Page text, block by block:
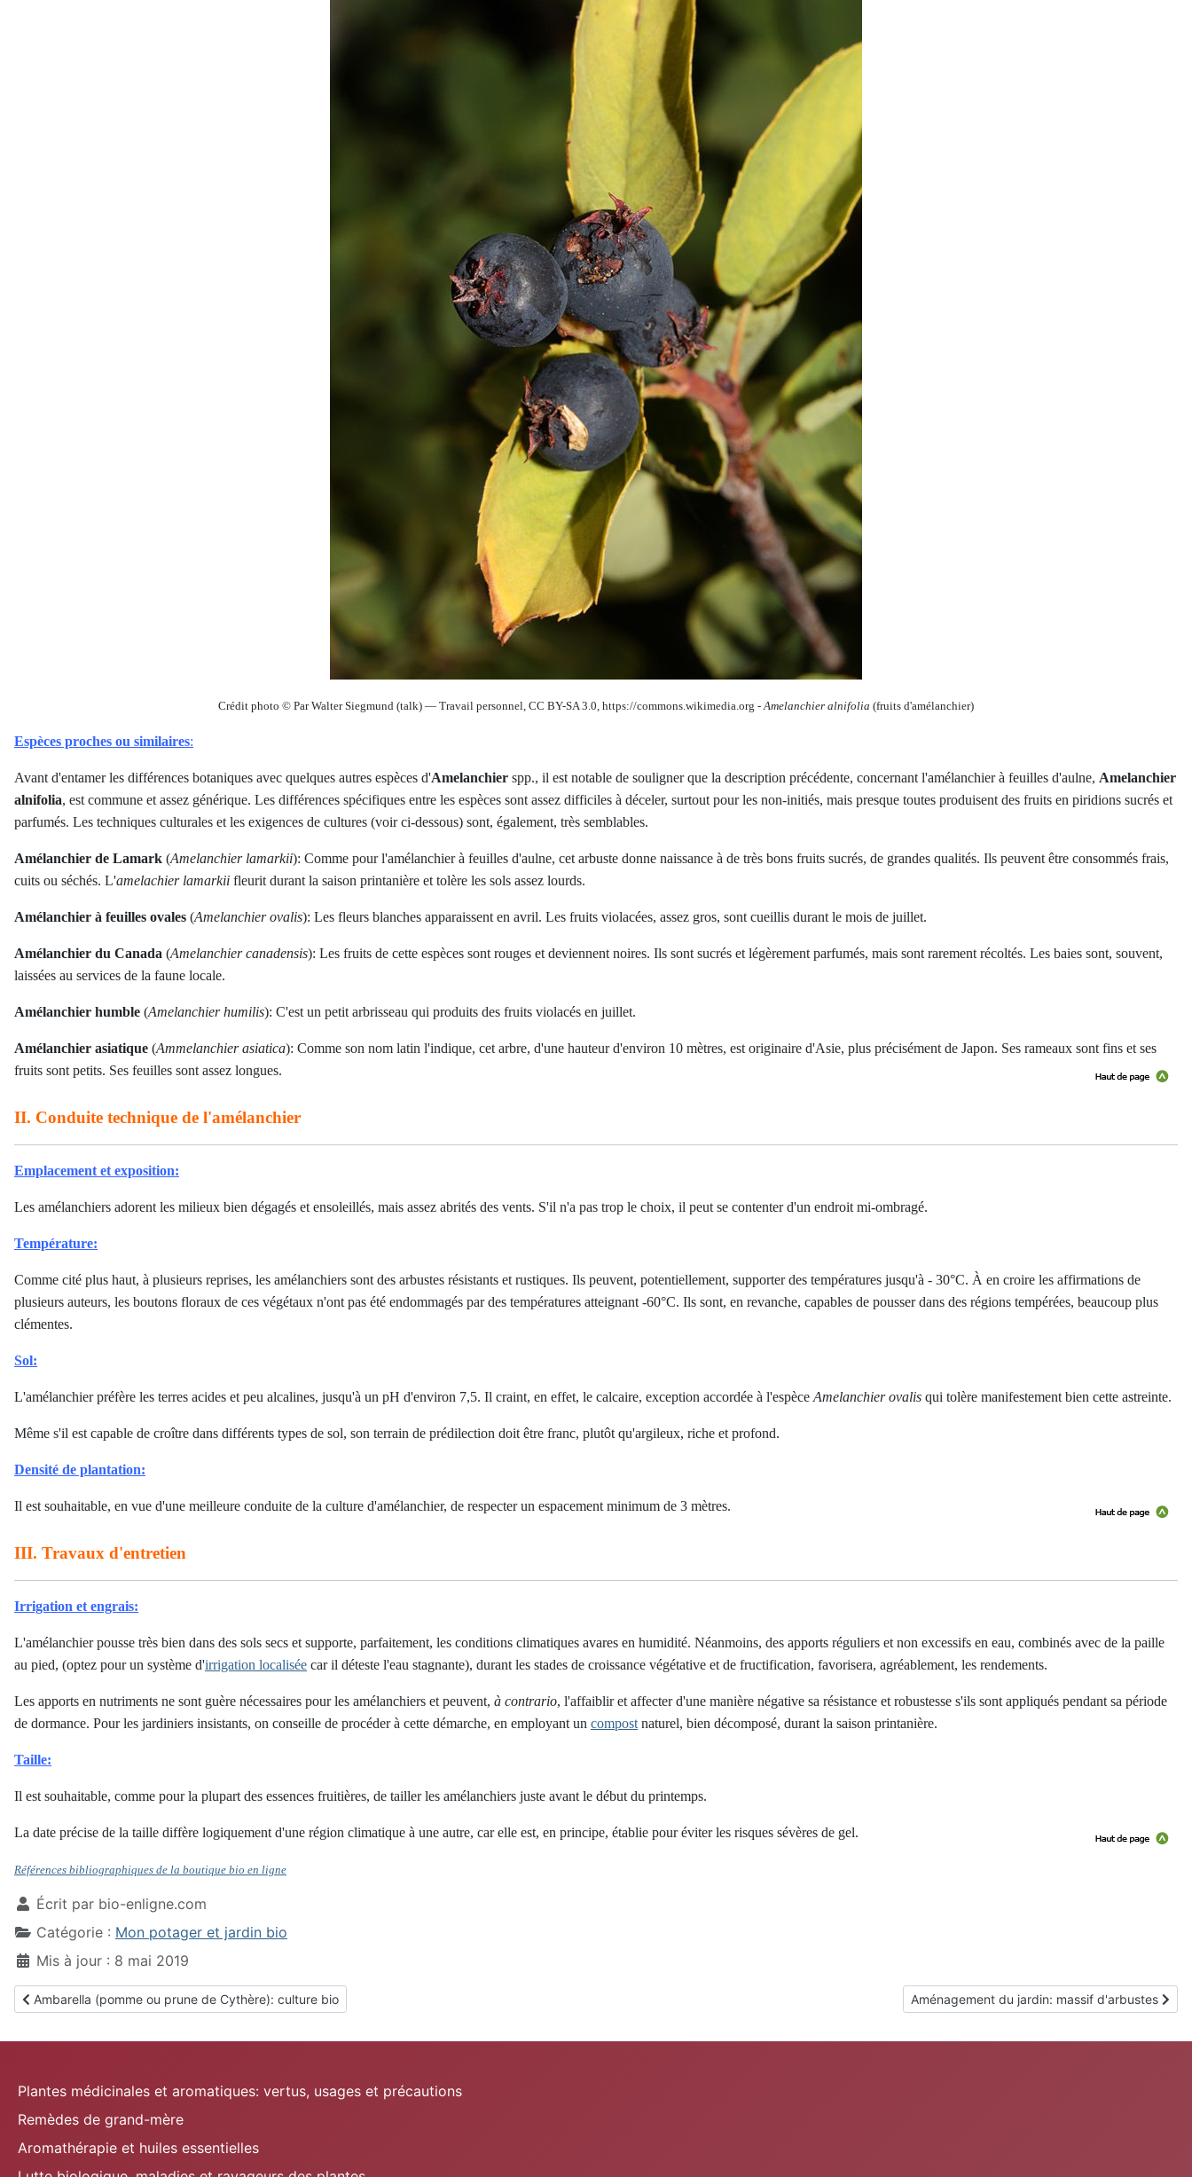
Crédit photo © Par Walter Siegmund (talk) — Travail personnel, CC BY-SA 3.0, https://commons.wikimedia.org -Amelanchier alnifolia (fruits d'amélanchier)
Espèces proches ou similaires:
Avant d'entamer les différences botaniques avec quelques autres espèces d'Amelanchier spp., il est notable de souligner que la description précédente, concernant l'amélanchier à feuilles d'aulne, Amelanchier
alnifolia, est commune et assez générique. Les différences spécifiques entre les espèces sont assez difficiles à déceler, surtout pour les non-initiés, mais presque toutes produisent des fruits en piridions sucrés et
parfumés. Les techniques culturales et les exigences de cultures (voir ci-dessous) sont, également, très semblables.
Amélanchier de Lamark (Amelanchier lamarkii): Comme pour l'amélanchier à feuilles d'aulne, cet arbuste donne naissance à de très bons fruits sucrés, de grandes qualités. Ils peuvent être consommés frais,
cuits ou séchés. L'amelachier lamarkii fleurit durant la saison printanière et tolère les sols assez lourds.
Amélanchier à feuilles ovales (Amelanchier ovalis): Les fleurs blanches apparaissent en avril. Les fruits violacées, assez gros, sont cueillis durant le mois de juillet.
Amélanchier du Canada (Amelanchier canadensis): Les fruits de cette espèces sont rouges et deviennent noires. Ils sont sucrés et légèrement parfumés, mais sont rarement récoltés. Les baies sont, souvent,
laissées au services de la faune locale.
Amélanchier humble (Amelanchier humilis): C'est un petit arbrisseau qui produits des fruits violacés en juillet.
Amélanchier asiatique (Ammelanchier asiatica): Comme son nom latin l'indique, cet arbre, d'une hauteur d'environ 10 mètres, est originaire d'Asie, plus précisément de Japon. Ses rameaux sont fins et ses
fruits sont petits. Ses feuilles sont assez longues.
II. Conduite technique de l'amélanchier
Emplacement et exposition:
Les amélanchiers adorent les milieux bien dégagés et ensoleillés, mais assez abrités des vents. S'il n'a pas trop le choix, il peut se contenter d'un endroit mi-ombragé.
Température:
Comme cité plus haut, à plusieurs reprises, les amélanchiers sont des arbustes résistants et rustiques. Ils peuvent, potentiellement, supporter des températures jusqu'à - 30°C. À en croire les affirmations de
plusieurs auteurs, les boutons floraux de ces végétaux n'ont pas été endommagés par des températures atteignant -60°C. Ils sont, en revanche, capables de pousser dans des régions tempérées, beaucoup plus
clémentes.
Sol:
L'amélanchier préfère les terres acides et peu alcalines, jusqu'à un pH d'environ 7,5. Il craint, en effet, le calcaire, exception accordée à l'espèce Amelanchier ovalis qui tolère manifestement bien cette astreinte.
Même s'il est capable de croître dans différents types de sol, son terrain de prédilection doit être franc, plutôt qu'argileux, riche et profond.
Densité de plantation:
Il est souhaitable, en vue d'une meilleure conduite de la culture d'amélanchier, de respecter un espacement minimum de 3 mètres.
III. Travaux d'entretien
Irrigation et engrais:
L'amélanchier pousse très bien dans des sols secs et supporte, parfaitement, les conditions climatiques avares en humidité. Néanmoins, des apports réguliers et non excessifs en eau, combinés avec de la paille
au pied, (optez pour un système d'irrigation localisée car il déteste l'eau stagnante), durant les stades de croissance végétative et de fructification, favorisera, agréablement, les rendements.
Les apports en nutriments ne sont guère nécessaires pour les amélanchiers et peuvent, à contrario, l'affaiblir et affecter d'une manière négative sa résistance et robustesse s'ils sont appliqués pendant sa période
de dormance. Pour les jardiniers insistants, on conseille de procéder à cette démarche, en employant un compost naturel, bien décomposé, durant la saison printanière.
Taille:
Il est souhaitable, comme pour la plupart des essences fruitières, de tailler les amélanchiers juste avant le début du printemps.
La date précise de la taille diffère logiquement d'une région climatique à une autre, car elle est, en principe, établie pour éviter les risques sévères de gel.
Références bibliographiques de la boutique bio en ligne
Écrit par bio-enligne.com
Catégorie : Mon potager et jardin bio
Mis à jour : 8 mai 2019
Article précédent : Ambarella (pomme ou prune de Cythère): culture bio
Ambarella (pomme ou prune de Cythère): culture bio Article suivant : Aménagement du jardin: massif
Aménagement du jardin: massif d'arbustes
Plantes médicinales et aromatiques: vertus, usages et précautions
Remèdes de grand-mère
Aromathérapie et huiles essentielles